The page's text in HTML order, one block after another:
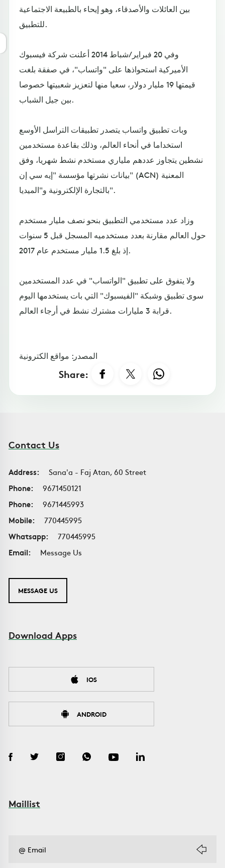
بين العائلات والأصدقاء، وهو إيحاء بالطبيعة الاجتماعية
للتطبيق.
وفي 20 فبراير/شباط 2014 أعلنت شركة فيسبوك
الأميركية استحواذها على "واتساب"، في صفقة بلغت
قيمتها 19 مليار دولار، سعيا منها لتعزيز شعبيتها خصوصا
بين جيل الشباب.
وبات تطبيق واتساب يتصدر تطبيقات التراسل الأوسع
استخداما في أنحاء العالم، وذلك بقاعدة مستخدمين
نشطين يتجاوز عددهم ملياري مستخدم نشط شهريا، وفق
بيانات نشرتها مؤسسة "إيه سي إن" (ACN) المعنية
بالتجارة الإلكترونية و"الميديا".
وزاد عدد مستخدمي التطبيق بنحو نصف مليار مستخدم
حول العالم مقارنة بعدد مستخدميه المسجل قبل 5 سنوات
إذ بلغ 1.5 مليار مستخدم عام 2017.
ولا يتفوق على تطبيق "الواتساب" في عدد المستخدمين
سوى تطبيق وشبكة "الفيسبوك" التي بات يستخدمها اليوم
قرابة 3 مليارات مشترك نشط في أرجاء العالم.
المصدر: مواقع الكترونية
Share:
Contact Us
Address:
Sana'a - Faj Atan, 60 Street
Phone:
9671450121
Phone:
9671445993
Mobile:
770445995
Whatsapp:
770445995
Email:
Message Us
MESSAGE US
Download Apps
IOS
ANDROID
Maillist